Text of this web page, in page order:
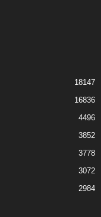
18147
16836
4496
3852
3778
3072
2984